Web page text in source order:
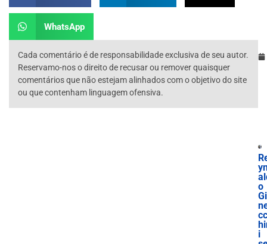
WhatsApp
Cada comentário é de responsabilidade exclusiva de seu autor.
Reservamo-nos o direito de recusar ou remover quaisquer
comentários que não estejam alinhados com o objetivo do site
ou que contenham linguagem ofensiva.
o
cc
i